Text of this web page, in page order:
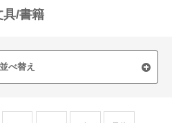
具/書籍
並べ替え